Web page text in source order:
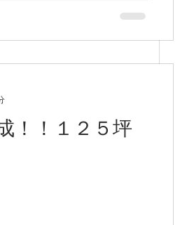
！！１２５坪